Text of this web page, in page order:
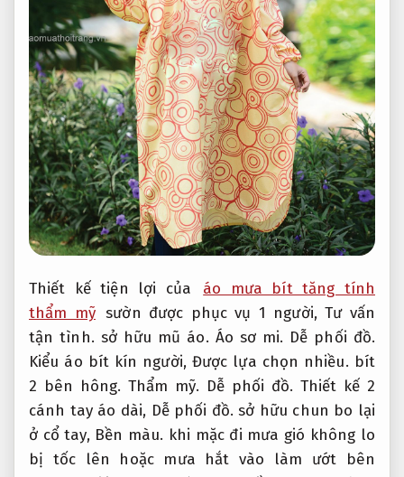
Thiết kế tiện lợi của
áo mưa bít tăng tính
thẩm mỹ sườn được phục vụ 1 người,Tư vấn
tận tình. sở hữu mũ áo. Áo sơ mi. Dễ phối đồ.
Kiểu áo bít kín người, Được lựa chọn nhiều. bít
2 bên hông. Thẩm mỹ. Dễ phối đồ. Thiết kế 2
cánh tay áo dài, Dễ phối đồ. sở hữu chun bo lại
ở cổ tay, Bền màu. khi mặc đi mưa gió không lo
bị tốc lên hoặc mưa hắt vào làm ướt bên